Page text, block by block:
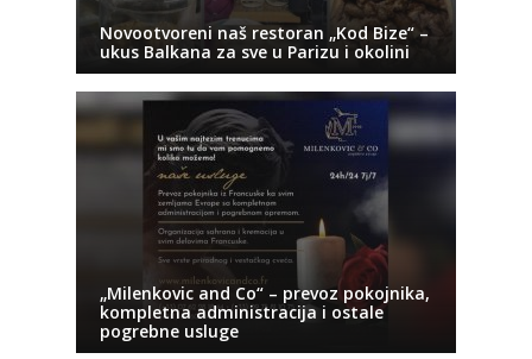
Novootvoreni naš restoran „Kod Bize“ –
ukus Balkana za sve u Parizu i okolini
„Milenkovic and Co“ – prevoz pokojnika,
kompletna administracija i ostale
pogrebne usluge